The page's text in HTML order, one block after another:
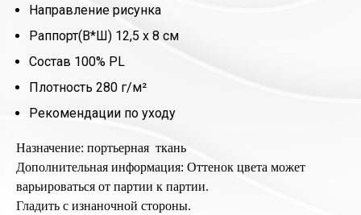
Направление рисунка
Раппорт(В*Ш) 12,5 х 8 см
Состав 100% PL
Плотность 280 г/м²
Рекомендации по уходу
Назначение: портьерная ткань
Дополнительная информация: Оттенок цвета может
варьироваться от партии к партии.
Гладить с изнаночной стороны.